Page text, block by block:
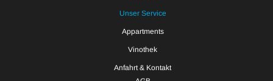
Unser Service
Appartments
Vinothek
Anfahrt & Kontakt